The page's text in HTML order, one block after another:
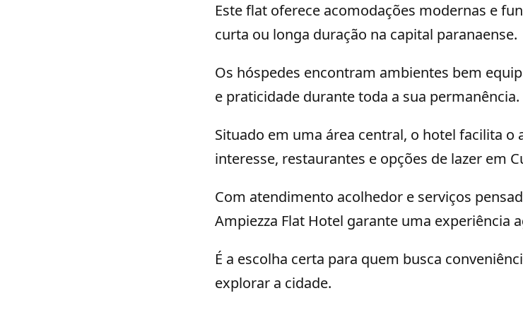
Este flat oferece acomodações modernas e
curta ou longa duração na capital paranaense.
Os hóspedes encontram ambientes bem
e praticidade durante toda a sua permanência.
Situado em uma área central, o hotel facilita o
interesse, restaurantes e opções de lazer em
Com atendimento acolhedor e serviços
Ampiezza Flat Hotel garante uma experiência
É a escolha certa para quem busca
explorar a cidade.